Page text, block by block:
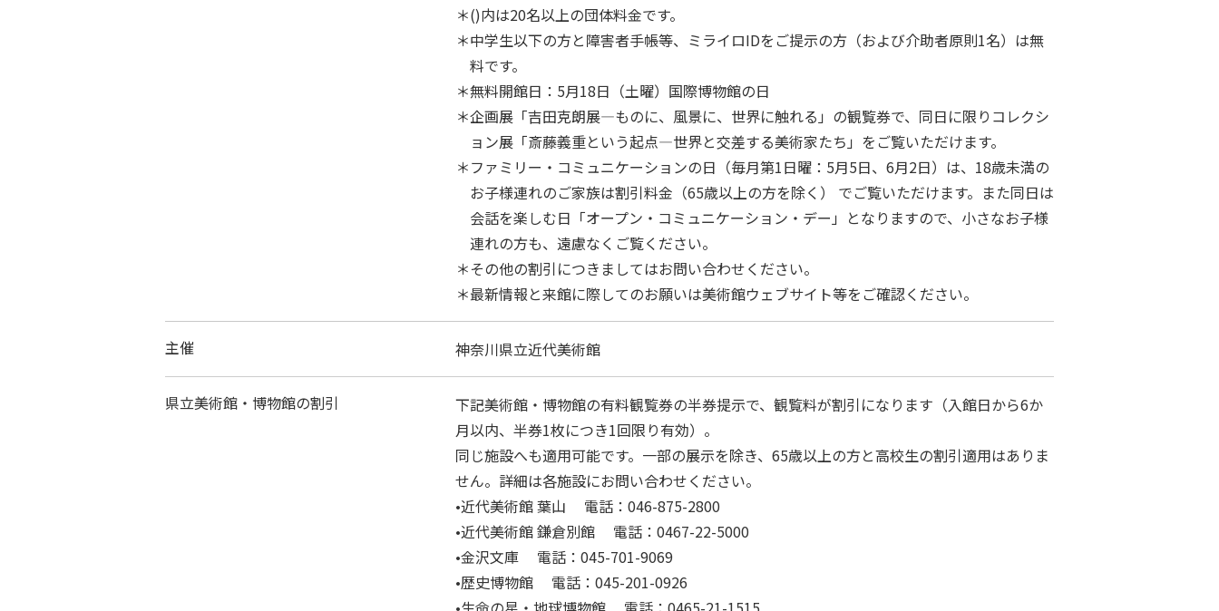
＊()内は20名以上の団体料金です。
＊中学生以下の方と障害者手帳等、ミライロIDをご提示の方（および介助者原則1名）は無
料です。
＊無料開館日：5月18日（土曜）国際博物館の日
＊企画展「吉田克朗展―ものに、風景に、世界に触れる」の観覧券で、同日に限りコレクシ
ョン展「斎藤義重という起点―世界と交差する美術家たち」をご覧いただけます。
＊ファミリー・コミュニケーションの日（毎月第1日曜：5月5日、6月2日）は、18歳未満の
お子様連れのご家族は割引料金（65歳以上の方を除く） でご覧いただけます。また同日は
会話を楽しむ日「オープン・コミュニケーション・デー」となりますので、小さなお子様
連れの方も、遠慮なくご覧ください。
＊その他の割引につきましてはお問い合わせください。
＊最新情報と来館に際してのお願いは美術館ウェブサイト等をご確認ください。
主催 神奈川県立近代美術館
県立美術館・博物館の割引
下記美術館・博物館の有料観覧券の半券提示で、観覧料が割引になります（入館日から6か
月以内、半券1枚につき1回限り有効）。
同じ施設へも適用可能です。一部の展示を除き、65歳以上の方と高校生の割引適用はありま
せん。詳細は各施設にお問い合わせください。
•近代美術館 葉山
電話：046-875-2800
•近代美術館 鎌倉別館
電話：0467-22-5000
•金沢文庫
電話：045-701-9069
•歴史博物館
電話：045-201-0926